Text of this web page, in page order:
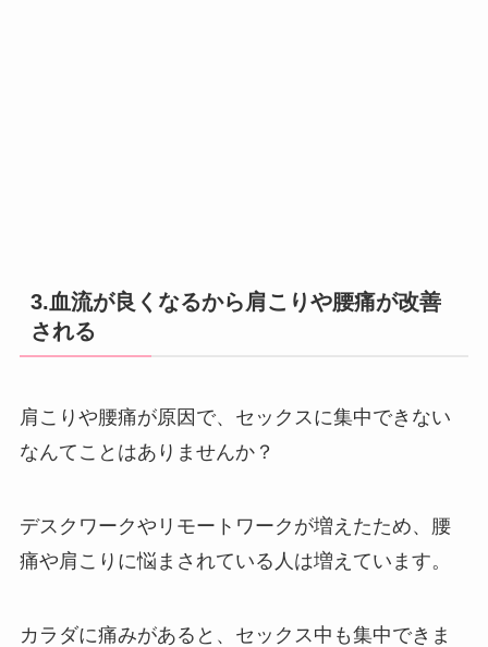
3.血流が良くなるから肩こりや腰痛が改善
される
肩こりや腰痛が原因で、セックスに集中できない
なんてことはありませんか？
デスクワークやリモートワークが増えたため、腰
痛や肩こりに悩まされている人は増えています。
カラダに痛みがあると、セックス中も集中できま